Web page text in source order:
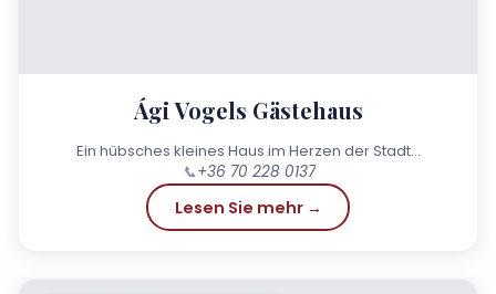
Ági Vogels Gästehaus
Ein hübsches kleines Haus im Herzen der Stadt...
📞+36 70 228 0137
Lesen Sie mehr →